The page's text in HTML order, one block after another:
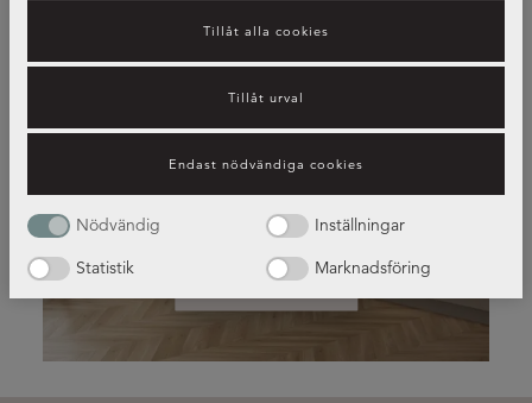
Tillåt alla cookies
Tillåt urval
Endast nödvändiga cookies
Nödvändig
Inställningar
Statistik
Marknadsföring
Guide – bänkskivors olika
egenskaper
Läs mer!